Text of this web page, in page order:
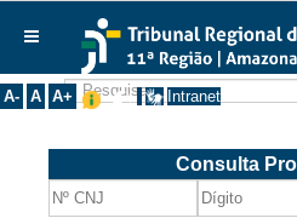
English
Português Español
A- A A+ Intranet
Institucional
Corregedoria